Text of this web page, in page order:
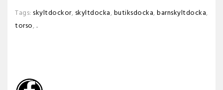
Tags: skyltdockor, skyltdocka,butiksdocka,barnskyltdocka,
torso, .